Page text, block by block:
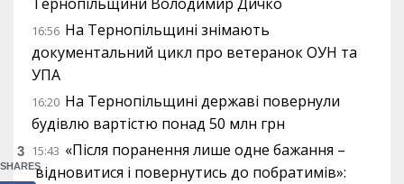
16:56 На Тернопільщині знімають
документальний цикл про ветеранок ОУН та
УПА
16:20 На Тернопільщині державі повернули
будівлю вартістю понад 50 млн грн
15:43 «Після поранення лише одне бажання –
відновитися і повернутись до побратимів»:
3
SHARES